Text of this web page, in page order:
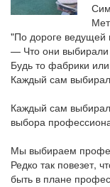
"По дороге ведущей
— Что они выбирали
Будь то фабрики
Каждый сам
Каждый сам
выбора
Мы выбираем
Редко так повезет,
быть в плане